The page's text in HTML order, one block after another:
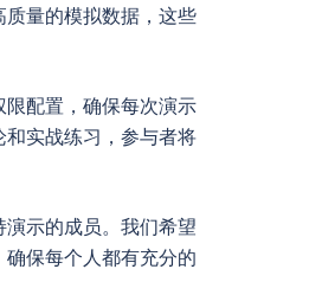
量的模拟数据，这些
配置，确保每次演示
实战练习，参与者将
示的成员。我们希望
保每个人都有充分的